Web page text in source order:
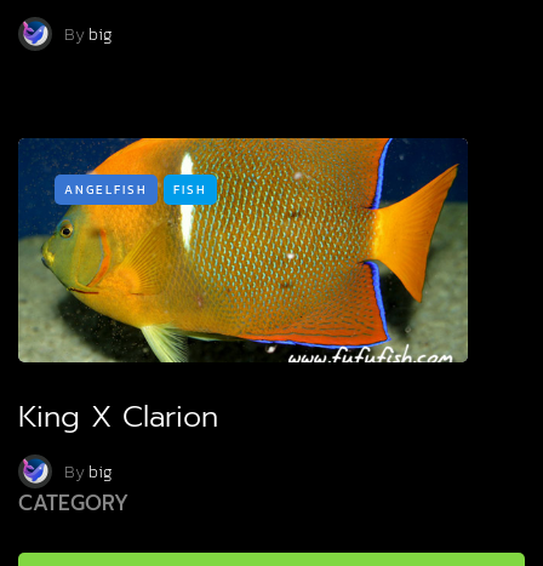
Bybig
ANGELFISH FISH
King X Clarion
Bybig
CATEGORY